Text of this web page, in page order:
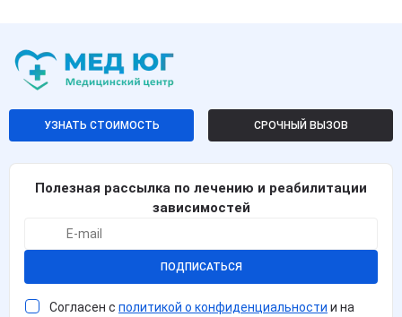
УЗНАТЬ СТОИМОСТЬ СРОЧНЫЙ ВЫЗОВ
Полезная рассылка по лечению и реабилитации
зависимостей
ПОДПИСАТЬСЯ
Согласен с политикой о конфиденциальности и на